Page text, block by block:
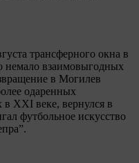
трансферного окна в
немало взаимовыгодных
в Могилев
одаренных
XXI веке, вернулся в
футбольное искусство